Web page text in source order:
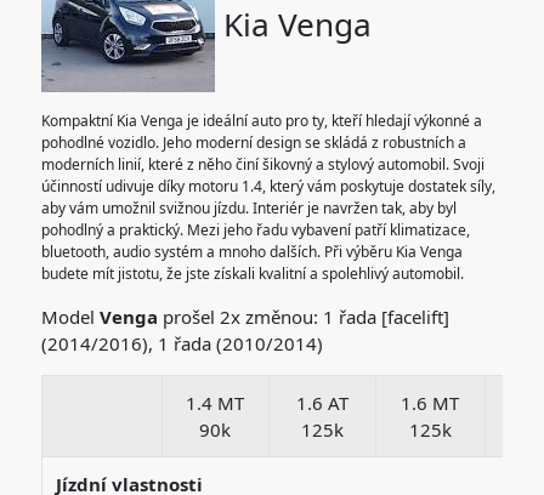
Kia Venga
Kompaktní Kia Venga je ideální auto pro ty, kteří hledají výkonné a
pohodlné vozidlo. Jeho moderní design se skládá z robustních a
moderních linií, které z něho činí šikovný a stylový automobil. Svoji
účinností udivuje díky motoru 1.4, který vám poskytuje dostatek síly,
aby vám umožnil svižnou jízdu. Interiér je navržen tak, aby byl
pohodlný a praktický. Mezi jeho řadu vybavení patří klimatizace,
bluetooth, audio systém a mnoho dalších. Při výběru Kia Venga
budete mít jistotu, že jste získali kvalitní a spolehlivý automobil.
Model Venga prošel 2x změnou: 1 řada [facelift]
(2014/2016), 1 řada (2010/2014)
1.4 MT
90k
1.6 AT
125k
1.6 MT
125k
Jízdní vlastnosti